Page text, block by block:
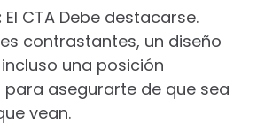
El CTA Debe destacarse.
contrastantes, un diseño
una posición
asegurarte de que sea
vean.